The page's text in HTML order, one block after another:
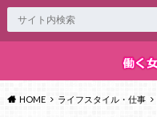
HOME ライフスタイル・仕事